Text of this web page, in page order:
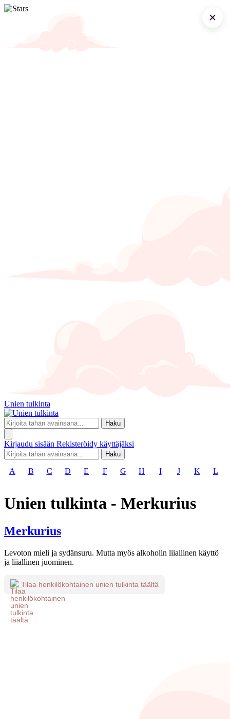
Unien tulkinta
Haku
Kirjaudu sisään Rekisteröidy käyttäjäksi
Haku
A B C D E F G H I J K L
Unien tulkinta - Merkurius
Merkurius
Levoton mieli ja sydänsuru. Mutta myös alkoholin liiallinen käyttö
ja liiallinen juominen.
Tilaa henkilökohtainen unien tulkinta täältä